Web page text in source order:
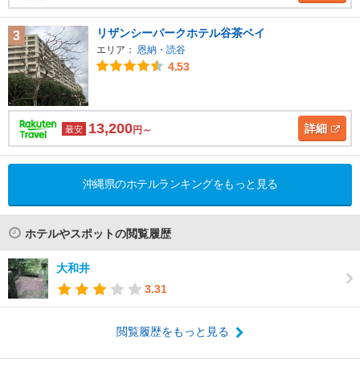
3 リザンシーパークホテル谷茶ベイ
エリア： 恩納・読谷
4.53
最安 13,200円～ 詳細
沖縄県のホテルランキングをもっと見る
ホテルやスポットの閲覧履歴
大和井
3.31
閲覧履歴をもっと見る